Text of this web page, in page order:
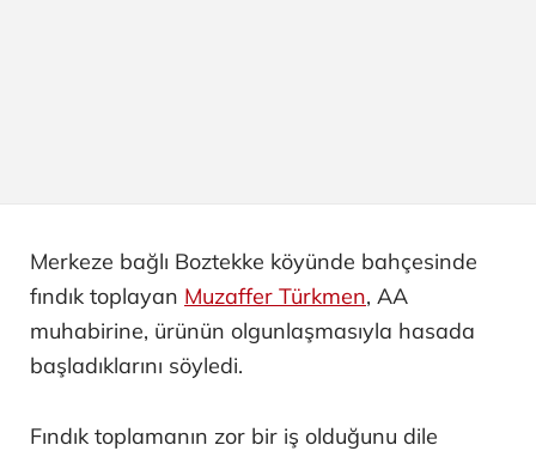
Merkeze bağlı Boztekke köyünde bahçesinde
fındık toplayan Muzaffer Türkmen, AA
muhabirine, ürünün olgunlaşmasıyla hasada
başladıklarını söyledi.
Fındık toplamanın zor bir iş olduğunu dile